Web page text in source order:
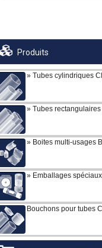
Produits
Tubes cylindriques
Tubes
Boites multi-usages
Emballages
Bouchons pour tubes